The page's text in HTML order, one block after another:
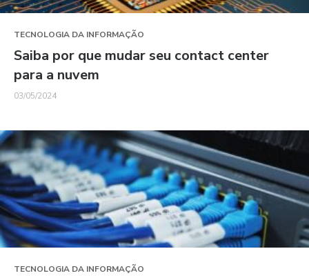
TECNOLOGIA DA INFORMAÇÃO
Saiba por que mudar seu contact center
para a nuvem
03/05/2024
TECNOLOGIA DA INFORMAÇÃO